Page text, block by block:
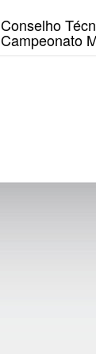
Conselho
Campeonato
Campeonato